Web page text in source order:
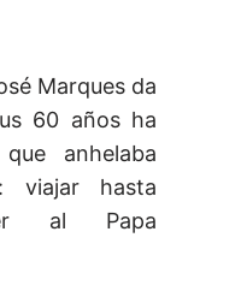
Marques da
60 años ha
anhelaba
viajar hasta
al Papa